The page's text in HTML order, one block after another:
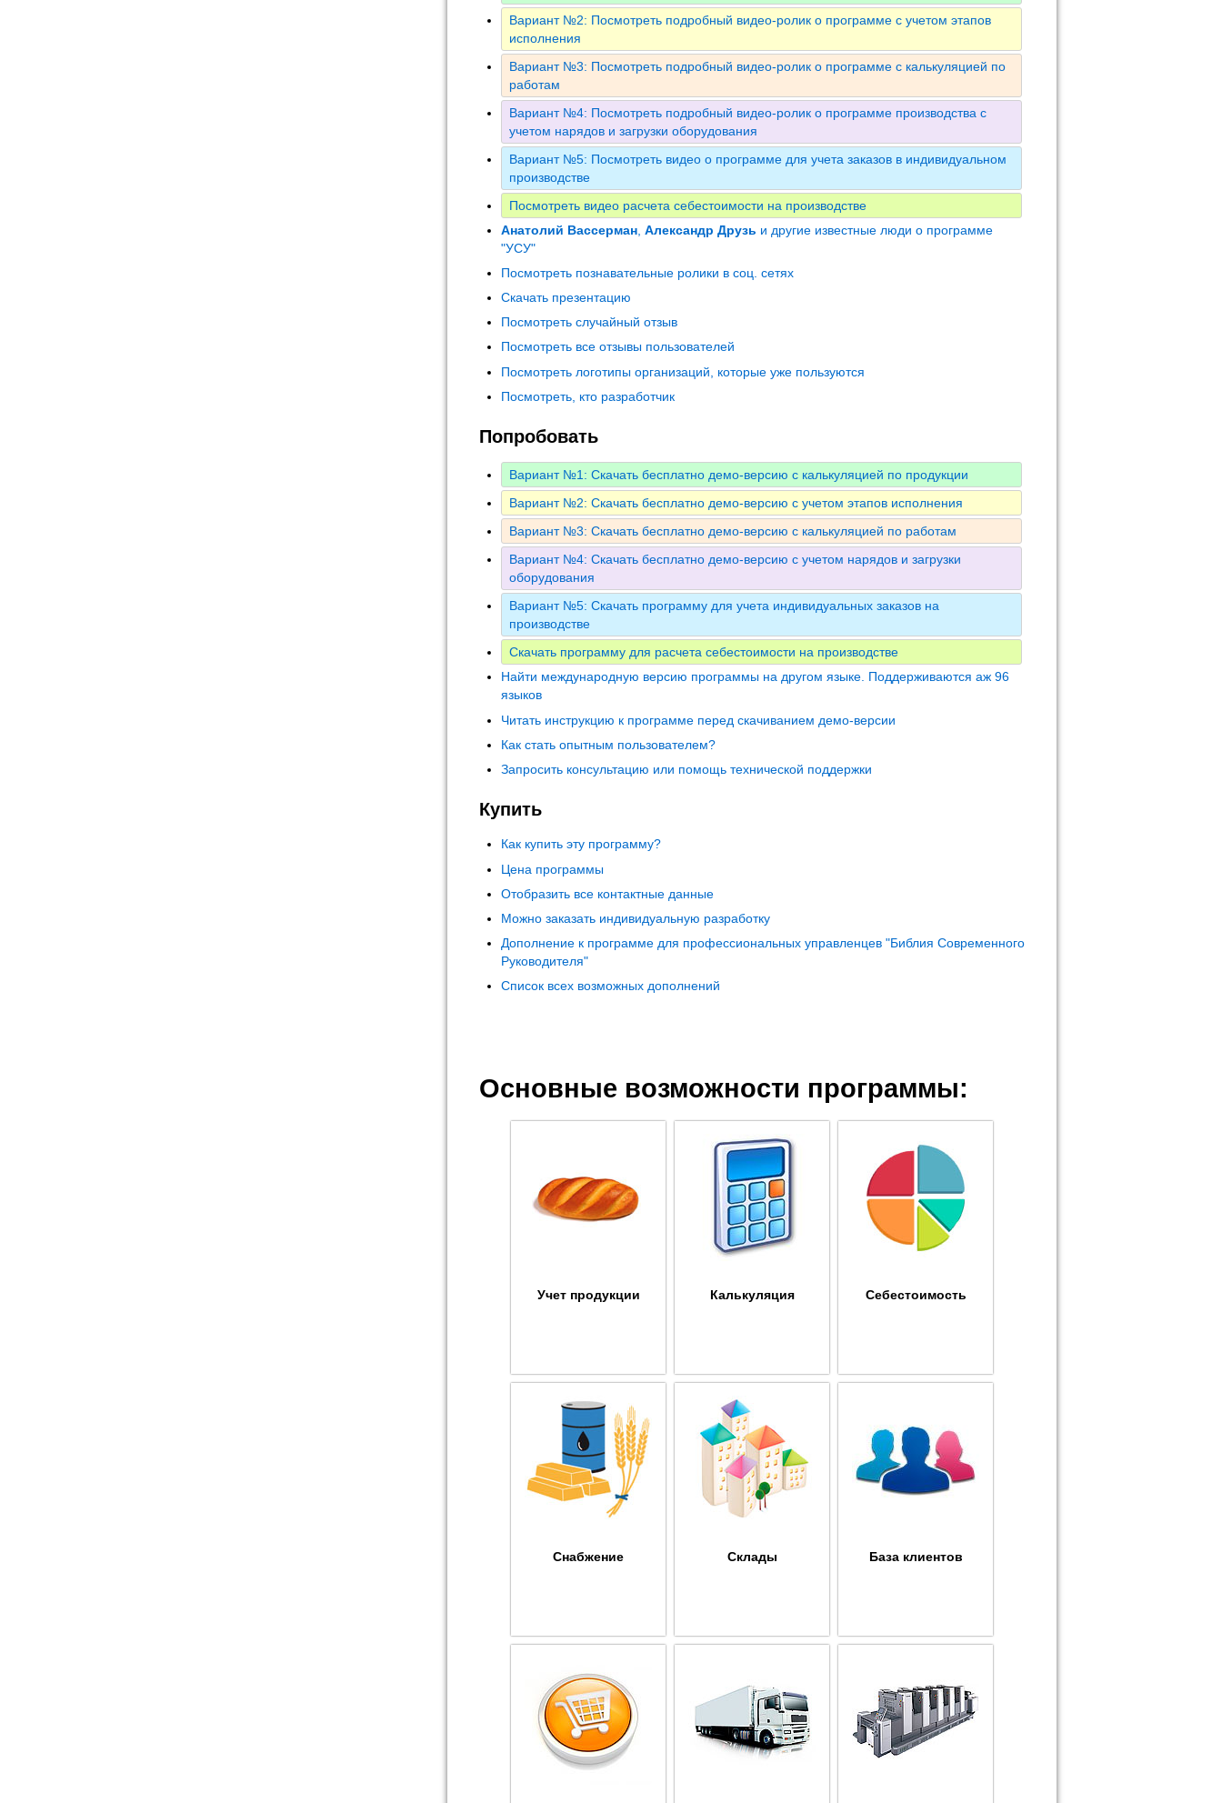
Вариант №2: Посмотреть подробный видео-ролик о программе с учетом этапов
исполнения
Вариант №3: Посмотреть подробный видео-ролик о программе с калькуляцией по
работам
Вариант №4: Посмотреть подробный видео-ролик о программе производства с
учетом нарядов и загрузки оборудования
Вариант №5: Посмотреть видео о программе для учета заказов в индивидуальном
производстве
Посмотреть видео расчета себестоимости на производстве
Анатолий Вассерман Александр Друзь и другие известные люди о программе
"УСУ"
Посмотреть познавательные ролики в соц. сетях
Скачать презентацию
Посмотреть случайный отзыв
Посмотреть все отзывы пользователей
Посмотреть логотипы организаций, которые уже пользуются
Посмотреть, кто разработчик
Попробовать
Вариант №1: Скачать бесплатно демо-версию с калькуляцией по продукции
Вариант №2: Скачать бесплатно демо-версию с учетом этапов исполнения
Вариант №3: Скачать бесплатно демо-версию с калькуляцией по работам
Вариант №4: Скачать бесплатно демо-версию с учетом нарядов и загрузки
оборудования
Вариант №5: Скачать программу для учета индивидуальных заказов на
производстве
Скачать программу для расчета себестоимости на производстве
Найти международную версию программы на другом языке. Поддерживаются аж 96
языков
Читать инструкцию к программе перед скачиванием демо-версии
Как стать опытным пользователем?
Запросить консультацию или помощь технической поддержки
Купить
Как купить эту программу?
Цена программы
Отобразить все контактные данные
Можно заказать индивидуальную разработку
Дополнение к программе для профессиональных управленцев "Библия Современного
Руководителя"
Список всех возможных дополнений
Основные возможности программы:
Учет продукции Калькуляция Себестоимость
Снабжение Склады База клиентов